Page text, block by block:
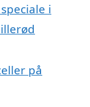
i
på